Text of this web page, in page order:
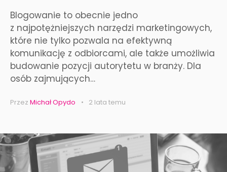
Blogowanie to obecnie jedno
z najpotężniejszych narzędzi marketingowych,
które nie tylko pozwala na efektywną
komunikację z odbiorcami, ale także umożliwia
budowanie pozycji autorytetu w branży. Dla
osób zajmujących…
Przez Michał Opydo 2 lata temu